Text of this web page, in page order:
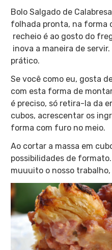
Bolo Salgado de
folhada pronta, na forma
recheio é ao gosto do
inova a maneira de
prático.
Se você como eu, gosta
com esta forma de
é preciso, só retira-la da
cubos, acrescentar os
forma com furo no meio.
Ao cortar a massa em
possibilidades de
muuuito o nosso